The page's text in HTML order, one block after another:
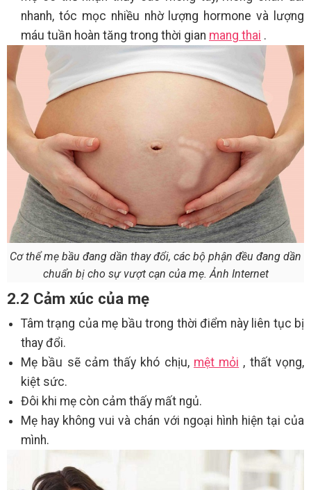
nhanh, tóc mọc nhiều nhờ lượng hormone và lượng
máu tuần hoàn tăng trong thời gian mang thai .
Cơ thể mẹ bầu đang dần thay đổi, các bộ phận đều đang dần
chuẩn bị cho sự vượt cạn của mẹ. Ảnh Internet
2.2 Cảm xúc của mẹ
Tâm trạng của mẹ bầu trong thời điểm này liên tục bị
thay đổi.
Mẹ bầu sẽ cảm thấy khó chịu, mệt mỏi , thất vọng,
kiệt sức.
Đôi khi mẹ còn cảm thấy mất ngủ.
Mẹ hay không vui và chán với ngoại hình hiện tại của
mình.